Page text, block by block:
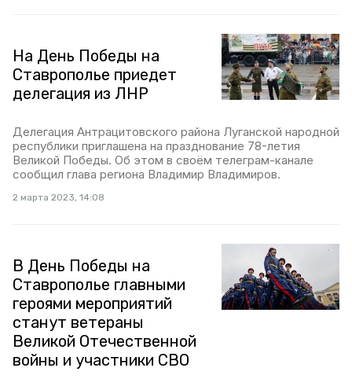
На День Победы на
Ставрополье приедет
делегация из ЛНР
Делегация Антрацитовского района Луганской народной
республики приглашена на празднование 78-летия
Великой Победы. Об этом в своём телеграм-канале
сообщил глава региона Владимир Владимиров.
2 марта 2023, 14:08
В День Победы на
Ставрополье главными
героями мероприятий
станут ветераны
Великой Отечественной
войны и участники СВО